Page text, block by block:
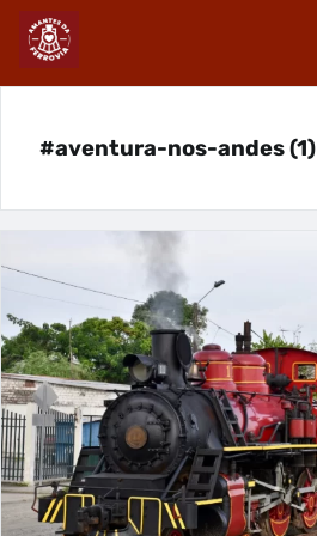
#aventura-nos-andes (1)